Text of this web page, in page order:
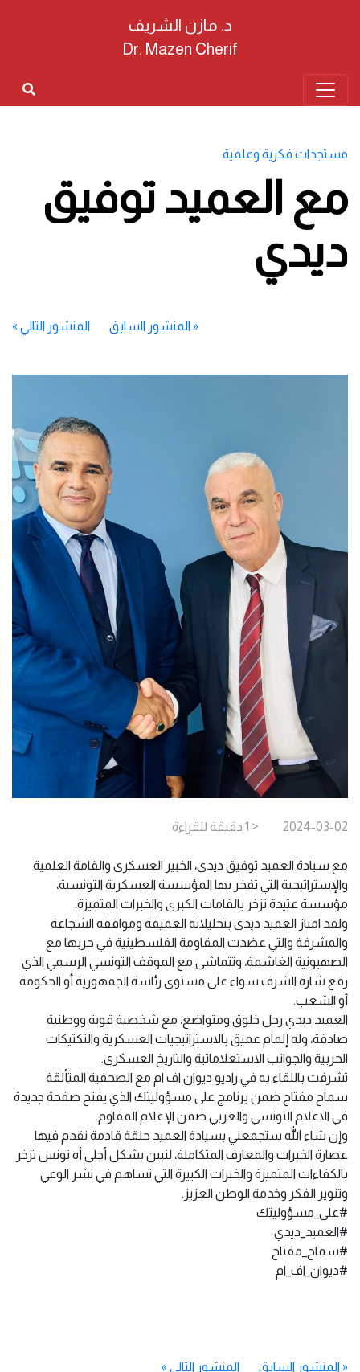
د. مازن الشريف
Dr. Mazen Cherif
مستجدات فكرية وعلمية
مع العميد توفيق
ديدي
«المنشور السابق المنشور التالي »
2024-03-02
< 1 دقيقة للقراءة
مع سيادة العميد توفيق ديدي، الخبير العسكري والقامة العلمية
والإستراتيجية التي تفخر بها المؤسسة العسكرية التونسية،
مؤسسة عتيدة تزخر بالقامات الكبرى والخبرات المتميزة.
ولقد امتاز العميد ديدي بتحليلاته العميقة ومواقفه الشجاعة
والمشرفة والتي عضدت المقاومة الفلسطينية في حربها مع
الصهيونية الغاشمة، وتتماشى مع الموقف التونسي الرسمي الذي
رفع شارة الشرف سواء على مستوى رئاسة الجمهورية أو الحكومة
أو الشعب.
العميد ديدي رجل خلوق ومتواضع، مع شخصية قوية ووطنية
صادقة، وله إلمام عميق بالاستراتيجيات العسكرية والتكتيكات
الحربية والجوانب الاستعلاماتية والتاريخ العسكري.
تشرفت باللقاء به في راديو ديوان اف ام مع الصحفية المتألقة
سماح مفتاح ضمن برنامج على مسؤوليتك الذي يفتح صفحة جديدة
في الاعلام التونسي والعربي ضمن الإعلام المقاوم.
وإن شاء الله ستجمعني بسيادة العميد حلقة قادمة نقدم فيها
عصارة الخبرات والمعارف المتكاملة، لنبين بشكل أجلى أه تونس تزخر
بالكفاءات المتميزة والخبرات الكبيرة التي تساهم في نشر الوعي
وتنوير الفكر وخدمة الوطن العزيز.
#على_مسؤوليتك
#العميد_ديدي
#سماح_مفتاح
#ديوان_اف_ام
«المنشور السابق المنشور التالي »